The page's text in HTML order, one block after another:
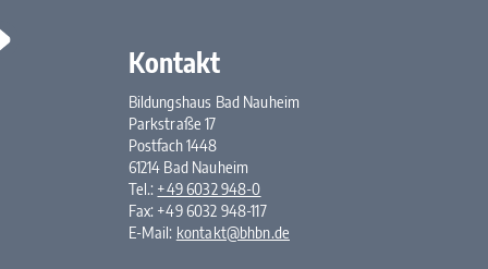
Kontakt
Bildungshaus Bad Nauheim
Parkstraße 17
Postfach 1448
61214 Bad Nauheim
Tel.: +49 6032 948-0
Fax: +49 6032 948-117
E-Mail: kontakt@bhbn.de